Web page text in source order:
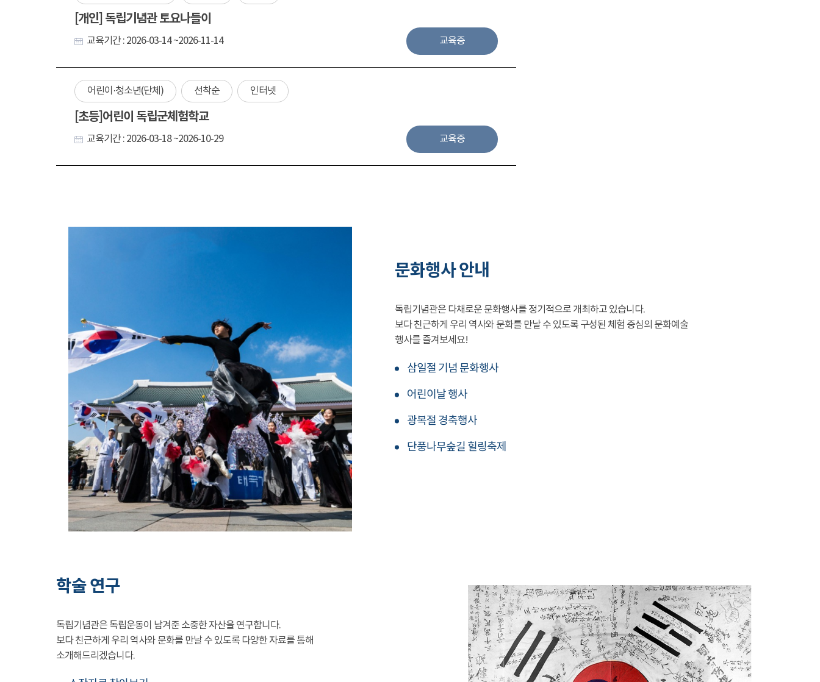
[개인] 독립기념관 토요나들이
교육기간 : 2026-03-14 ~2026-11-14 교육중
어린이·청소년(단체) 선착순 인터넷
[초등]어린이 독립군체험학교
교육기간 : 2026-03-18 ~2026-10-29 교육중
문화행사 안내
독립기념관은 다채로운 문화행사를 정기적으로 개최하고 있습니다.
보다 친근하게 우리 역사와 문화를 만날 수 있도록 구성된 체험 중심의 문화예술
행사를 즐겨보세요!
삼일절 기념 문화행사
어린이날 행사
광복절 경축행사
단풍나무숲길 힐링축제
학술 연구
독립기념관은 독립운동이 남겨준 소중한 자산을 연구합니다.
보다 친근하게 우리 역사와 문화를 만날 수 있도록 다양한 자료를 통해
소개해드리겠습니다.